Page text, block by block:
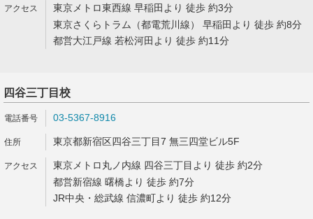
東京メトロ東西線 早稲田より 徒歩 約3分
東京さくらトラム（都電荒川線） 早稲田より 徒歩 約8分
都営大江戸線 若松河田より 徒歩 約11分
四谷三丁目校
03-5367-8916
東京都新宿区四谷三丁目7 無三四堂ビル5F
東京メトロ丸ノ内線 四谷三丁目より 徒歩 約2分
都営新宿線 曙橋より 徒歩 約7分
JR中央・総武線 信濃町より 徒歩 約12分